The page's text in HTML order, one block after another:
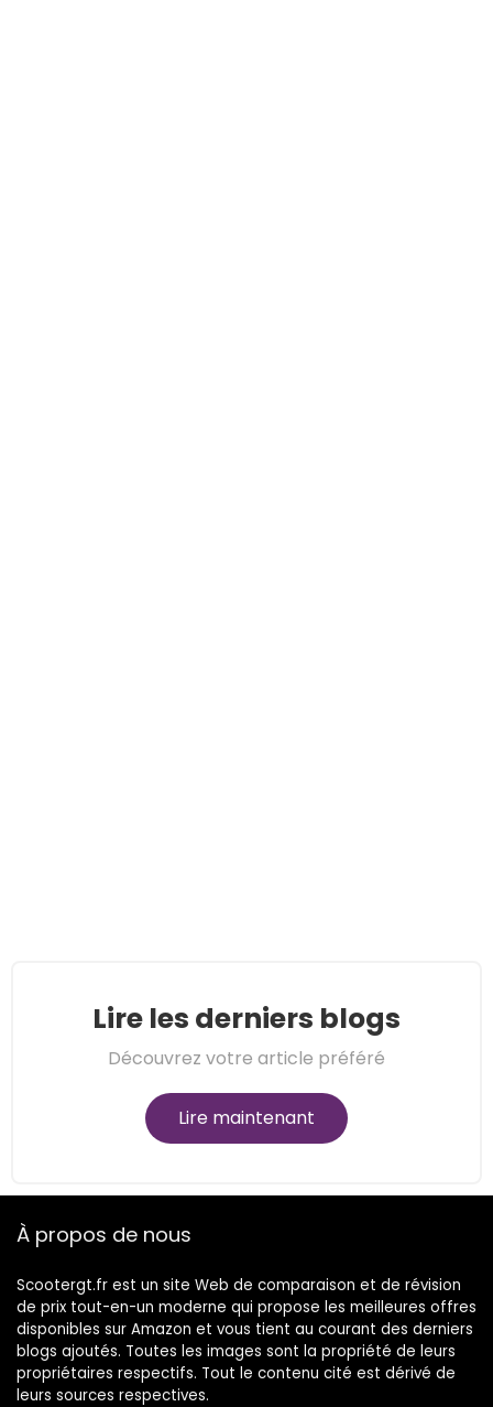
Lire les derniers blogs
Découvrez votre article préféré
Lire maintenant
À propos de nous
Scootergt.fr est un site Web de comparaison et de révision
de prix tout-en-un moderne qui propose les meilleures offres
disponibles sur Amazon et vous tient au courant des derniers
blogs ajoutés. Toutes les images sont la propriété de leurs
propriétaires respectifs. Tout le contenu cité est dérivé de
leurs sources respectives.